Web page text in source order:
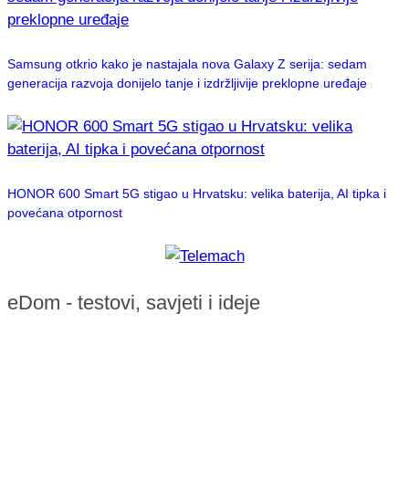
Samsung otkrio kako je nastajala nova Galaxy Z serija: sedam
generacija razvoja donijelo tanje i izdržljivije preklopne uređaje
HONOR 600 Smart 5G stigao u Hrvatsku: velika baterija, AI tipka i
povećana otpornost
eDom - testovi, savjeti i ideje